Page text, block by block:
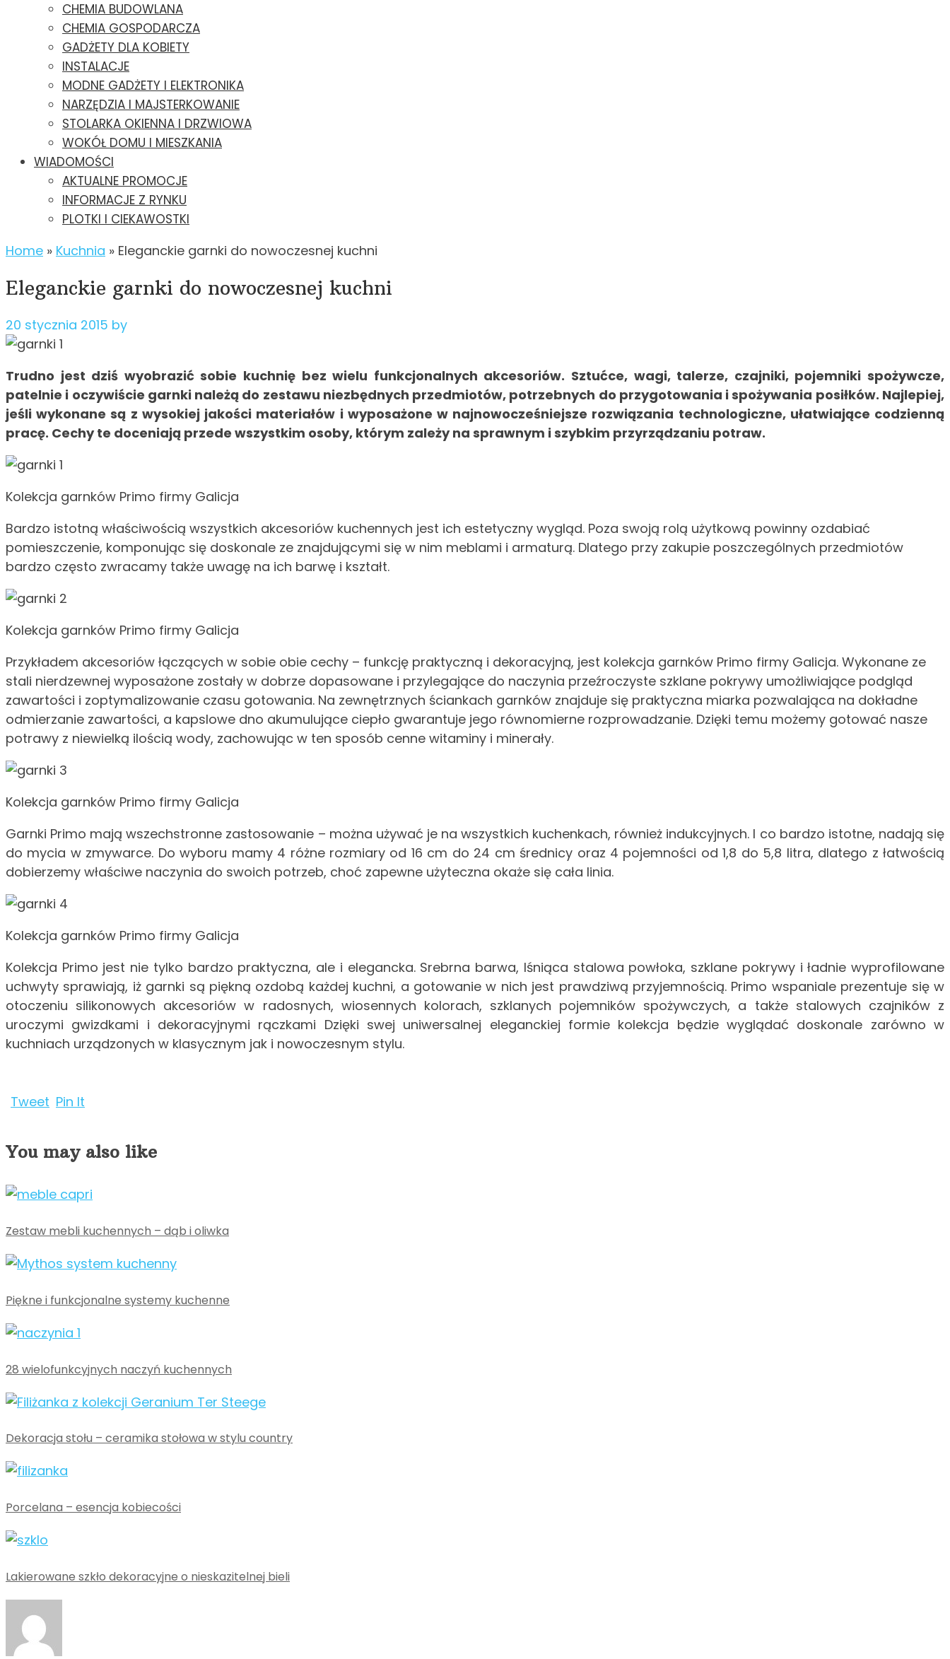
CHEMIA BUDOWLANA
CHEMIA GOSPODARCZA
GADŻETY DLA KOBIETY
INSTALACJE
MODNE GADŻETY I ELEKTRONIKA
NARZĘDZIA I MAJSTERKOWANIE
STOLARKA OKIENNA I DRZWIOWA
WOKÓŁ DOMU I MIESZKANIA
WIADOMOŚCI
AKTUALNE PROMOCJE
INFORMACJE Z RYNKU
PLOTKI I CIEKAWOSTKI
Home » Kuchnia » Eleganckie garnki do nowoczesnej kuchni
Eleganckie garnki do nowoczesnej kuchni
20 stycznia 2015 by
Trudno jest dziś wyobrazić sobie kuchnię bez wielu funkcjonalnych akcesoriów. Sztućce, wagi, talerze, czajniki, pojemniki spożywcze,
patelnie i oczywiście garnki należą do zestawu niezbędnych przedmiotów, potrzebnych do przygotowania i spożywania posiłków. Najlepiej,
jeśli wykonane są z wysokiej jakości materiałów i wyposażone w najnowocześniejsze rozwiązania technologiczne, ułatwiające codzienną
pracę. Cechy te doceniają przede wszystkim osoby, którym zależy na sprawnym i szybkim przyrządzaniu potraw.
Kolekcja garnków Primo firmy Galicja
Bardzo istotną właściwością wszystkich akcesoriów kuchennych jest ich estetyczny wygląd. Poza swoją rolą użytkową powinny ozdabiać
pomieszczenie, komponując się doskonale ze znajdującymi się w nim meblami i armaturą. Dlatego przy zakupie poszczególnych przedmiotów
bardzo często zwracamy także uwagę na ich barwę i kształt.
Kolekcja garnków Primo firmy Galicja
Przykładem akcesoriów łączących w sobie obie cechy – funkcję praktyczną i dekoracyjną, jest kolekcja garnków Primo firmy Galicja. Wykonane ze
stali nierdzewnej wyposażone zostały w dobrze dopasowane i przylegające do naczynia przeźroczyste szklane pokrywy umożliwiające podgląd
zawartości i zoptymalizowanie czasu gotowania. Na zewnętrznych ściankach garnków znajduje się praktyczna miarka pozwalająca na dokładne
odmierzanie zawartości, a kapslowe dno akumulujące ciepło gwarantuje jego równomierne rozprowadzanie. Dzięki temu możemy gotować nasze
potrawy z niewielką ilością wody, zachowując w ten sposób cenne witaminy i minerały.
Kolekcja garnków Primo firmy Galicja
Garnki Primo mają wszechstronne zastosowanie – można używać je na wszystkich kuchenkach, również indukcyjnych. I co bardzo istotne, nadają się
do mycia w zmywarce. Do wyboru mamy 4 różne rozmiary od 16 cm do 24 cm średnicy oraz 4 pojemności od 1,8 do 5,8 litra, dlatego z łatwością
dobierzemy właściwe naczynia do swoich potrzeb, choć zapewne użyteczna okaże się cała linia.
Kolekcja garnków Primo firmy Galicja
Kolekcja Primo jest nie tylko bardzo praktyczna, ale i elegancka. Srebrna barwa, lśniąca stalowa powłoka, szklane pokrywy i ładnie wyprofilowane
uchwyty sprawiają, iż garnki są piękną ozdobą każdej kuchni, a gotowanie w nich jest prawdziwą przyjemnością. Primo wspaniale prezentuje się w
otoczeniu silikonowych akcesoriów w radosnych, wiosennych kolorach, szklanych pojemników spożywczych, a także stalowych czajników z
uroczymi gwizdkami i dekoracyjnymi rączkami Dzięki swej uniwersalnej eleganckiej formie kolekcja będzie wyglądać doskonale zarówno w
kuchniach urządzonych w klasycznym jak i nowoczesnym stylu.
Tweet Pin It
You may also like
Zestaw mebli kuchennych – dąb i oliwka
Piękne i funkcjonalne systemy kuchenne
28 wielofunkcyjnych naczyń kuchennych
Dekoracja stołu – ceramika stołowa w stylu country
Porcelana – esencja kobiecości
Lakierowane szkło dekoracyjne o nieskazitelnej bieli